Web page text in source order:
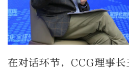
在对话环节，CCG理事